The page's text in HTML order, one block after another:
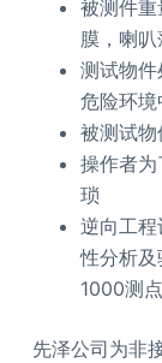
被测件
膜，喇叭
测试物
危险环
被测试物
操作者
琐
逆向工
性分析
1000测点
先泽公司为非